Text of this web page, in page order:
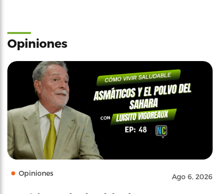
Opiniones
Opiniones Ago 6, 2026